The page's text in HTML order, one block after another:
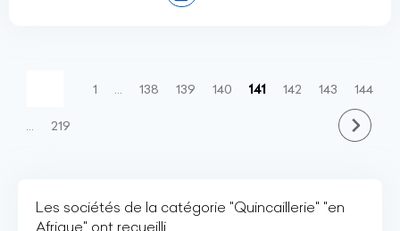
1 138 139 140 141 (current)
142 143 144
219
Les sociétés de la catégorie "Quincaillerie" "en
Afrique" ont recueilli